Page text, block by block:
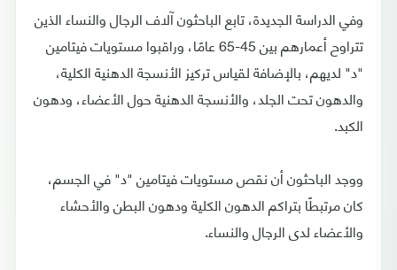
وفي الدراسة الجديدة، تابع الباحثون آلاف الرجال والنساء الذين
تتراوح أعمارهم بين 45-65 عامًا، وراقبوا مستويات فيتامين
"د" لديهم، بالإضافة لقياس تركيز الأنسجة الدهنية الكلية،
والدهون تحت الجلد، والأنسجة الدهنية حول الأعضاء، ودهون
الكبد.
ووجد الباحثون أن نقص مستويات فيتامين "د" في الجسم،
كان مرتبطًا بتراكم الدهون الكلية ودهون البطن والأحشاء
والأعضاء لدى الرجال والنساء.